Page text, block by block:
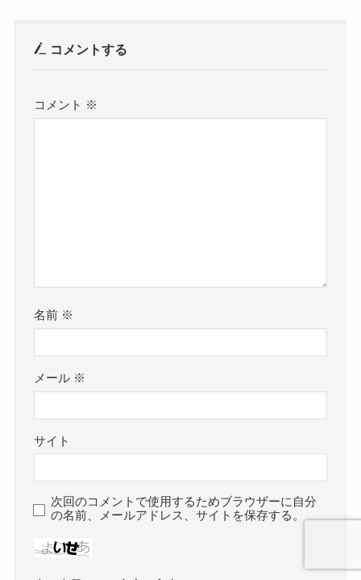
コメントする
コメント ※
名前 ※
メール ※
サイト
次回のコメントで使用するためブラウザーに自分
の名前、メールアドレス、サイトを保存する。